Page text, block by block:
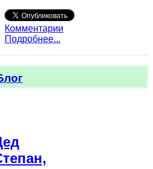
Комментарии
Подробнее...